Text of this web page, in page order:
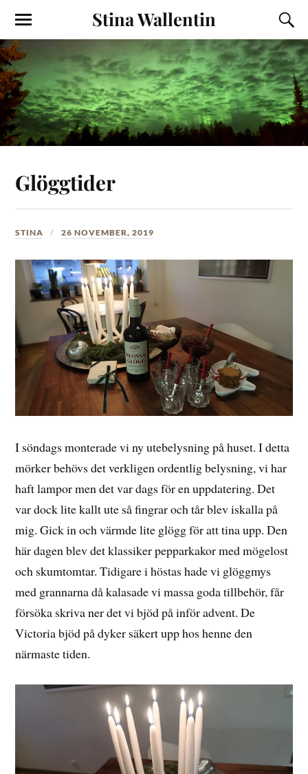
Stina Wallentin
Glöggtider
STINA 26 NOVEMBER, 2019
I söndags monterade vi ny utebelysning på huset. I detta
mörker behövs det verkligen ordentlig belysning, vi har
haft lampor men det var dags för en uppdatering. Det
var dock lite kallt ute så fingrar och tår blev iskalla på
mig. Gick in och värmde lite glögg för att tina upp. Den
här dagen blev det klassiker pepparkakor med mögelost
och skumtomtar. Tidigare i höstas hade vi glöggmys
med grannarna då kalasade vi massa goda tillbehör, får
försöka skriva ner det vi bjöd på inför advent. De
Victoria bjöd på dyker säkert upp hos henne den
närmaste tiden.